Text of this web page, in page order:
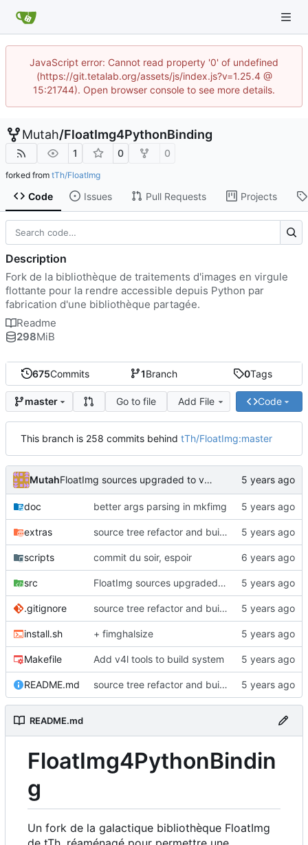
JavaScript error: Cannot read property '0' of undefined
(https://git.tetalab.org/assets/js/index.js?v=1.25.4 @
15:21744). Open browser console to see more details.
Mutah/FloatImg4PythonBinding
1 0 0
forked from tTh/FloatImg
Code Issues Pull Requests Projects
675Commits 1Branch 0Tags
master Go to file Add File Code
This branch is 258 commits behind tTh/FloatImg:master
Mutah FloatImg sources upgraded to version 150
doc better args parsing in mkfimg
extras source tree refactor and build system (to be completed)
scripts commit du soir, espoir
src FloatImg sources upgraded to version 150
.gitignore source tree refactor and build system (to be completed)
install.sh + fimghalsize
Makefile Add v4l tools to build system
README.md source tree refactor and build system (to be completed)
README.md
FloatImg4PythonBindin
g
Un fork de la galactique bibliothèque FloatImg
Description
Fork de la bibliothèque de traitements d'images en virgule
flottante pour la rendre accessible depuis Python par
fabrication d'une bibliothèque partagée.
Readme
298MiB